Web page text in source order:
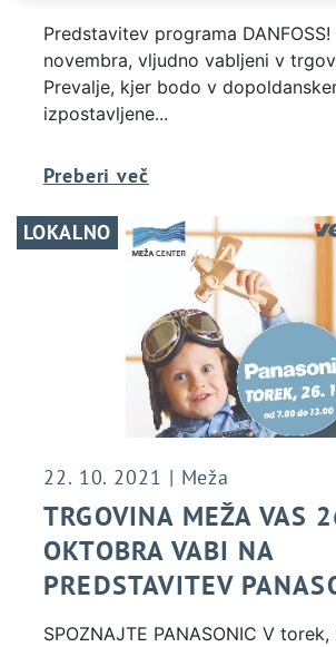
Predstavitev programa
novembra, vljudno vabljeni v
Prevalje, kjer bodo v
izpostavljene...
Preberi več
LOKALNO
22. 10. 2021 | Meža
TRGOVINA MEŽA VAS
OKTOBRA VABI NA
PREDSTAVITEV
SPOZNAJTE PANASONIC V